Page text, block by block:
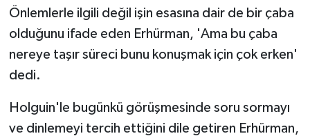
Önlemlerle ilgili değil işin esasına dair de bir çaba
olduğunu ifade eden Erhürman, 'Ama bu çaba
nereye taşır süreci bunu konuşmak için çok erken'
dedi.
Holguin'le bugünkü görüşmesinde soru sormayı
ve dinlemeyi tercih ettiğini dile getiren Erhürman,